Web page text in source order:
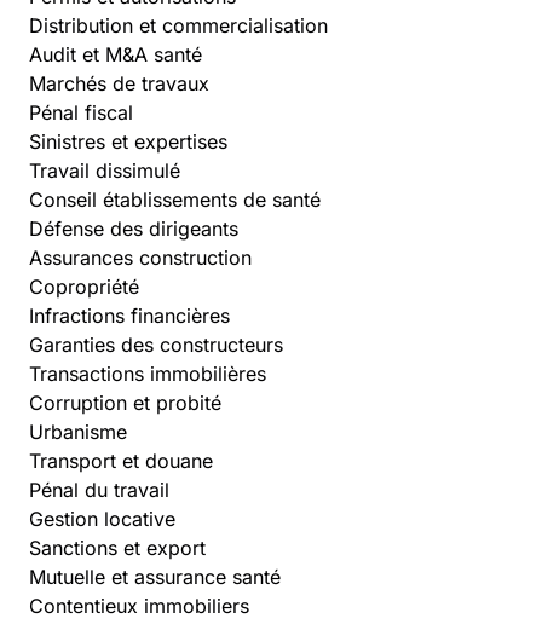
Distribution et commercialisation
Audit et M&A santé
Marchés de travaux
Pénal fiscal
Sinistres et expertises
Travail dissimulé
Conseil établissements de santé
Défense des dirigeants
Assurances construction
Copropriété
Infractions financières
Garanties des constructeurs
Transactions immobilières
Corruption et probité
Urbanisme
Transport et douane
Pénal du travail
Gestion locative
Sanctions et export
Mutuelle et assurance santé
Contentieux immobiliers